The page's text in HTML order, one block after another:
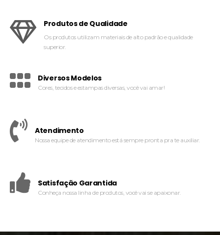
Produtos de Qualidade
Os produtos utilizam materiais de alto padrão e qualidade
superior.
Diversos Modelos
Cores, tecidos e estampas diversas, você vai amar!
Atendimento
Nossa equipe de atendimento está sempre pronta pra te auxiliar.
Satisfação Garantida
Conheça nossa linha de produtos, você vai se apaixonar.